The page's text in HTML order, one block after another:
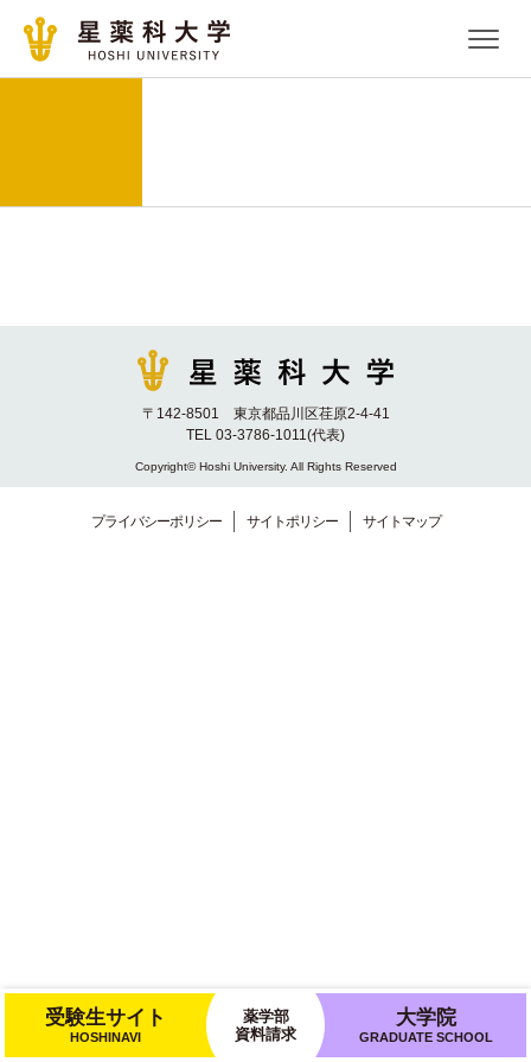
〒142-8501 東京都品川区荏原2-4-41
TEL 03-3786-1011(代表)
Copyright© Hoshi University. All Rights Reserved
プライバシーポリシー サイトポリシー サイトマップ
受験生サイト
HOSHINAVI
薬学部
資料請求
大学院
GRADUATE SCHOOL